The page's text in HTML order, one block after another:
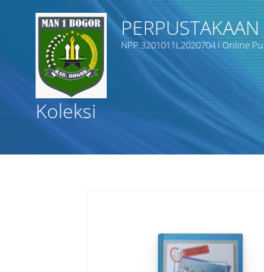
NPP 3201011L2020704 I Online
Koleksi
Judul
Subjek